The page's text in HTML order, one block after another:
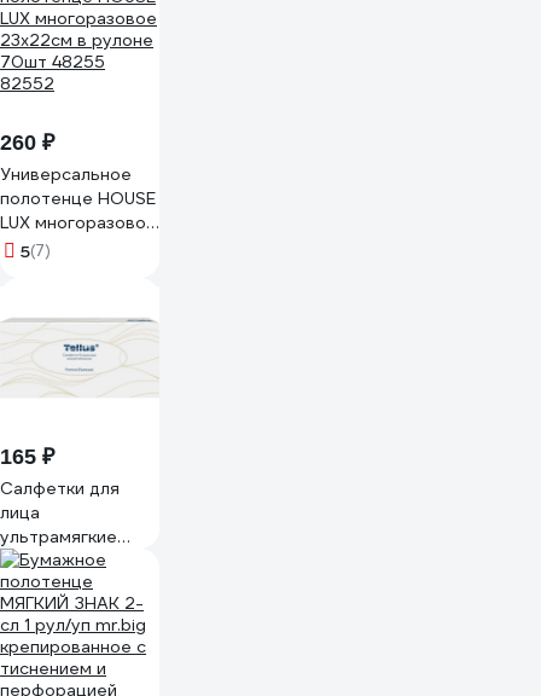
260 ₽
Универсальное
полотенце HOUSE
LUX многоразовое
23x22см в рулоне
5(7)
165 ₽
Салфетки для
лица
ультрамягкие
Tellus TORK
категория
качества
Премиум, 2-сл.
120380